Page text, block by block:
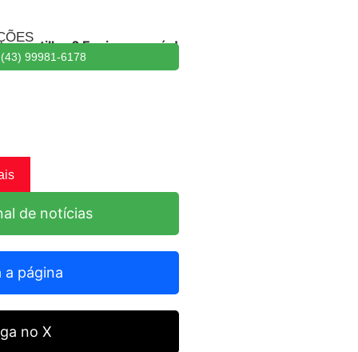
Envie para nós!
99981-6178
de notícias
a página
no X